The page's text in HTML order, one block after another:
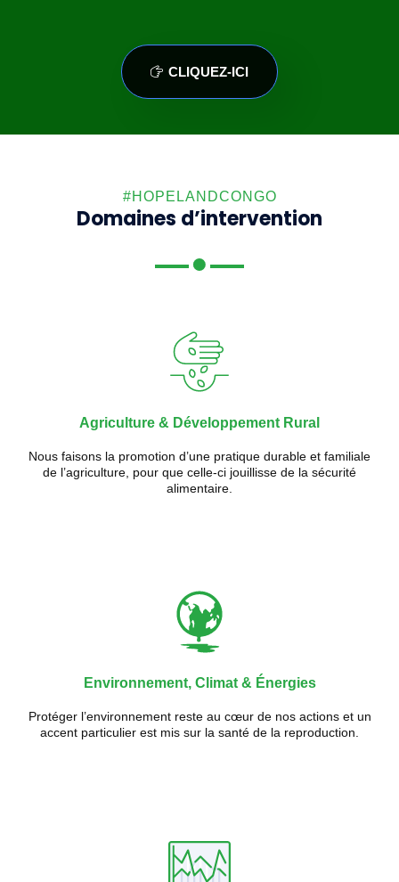
CLIQUEZ-ICI
#HOPELANDCONGO
Domaines d’intervention
Agriculture & Développement Rural
Nous faisons la promotion d’une pratique durable et familiale
de l’agriculture, pour que celle-ci jouillisse de la sécurité
alimentaire.
Environnement, Climat & Énergies
Protéger l’environnement reste au cœur de nos actions et un
accent particulier est mis sur la santé de la reproduction.